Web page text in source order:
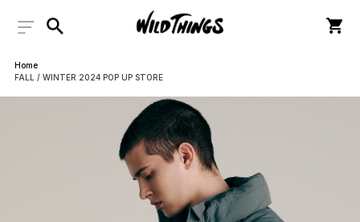
Home
FALL / WINTER 2024 POP UP STORE